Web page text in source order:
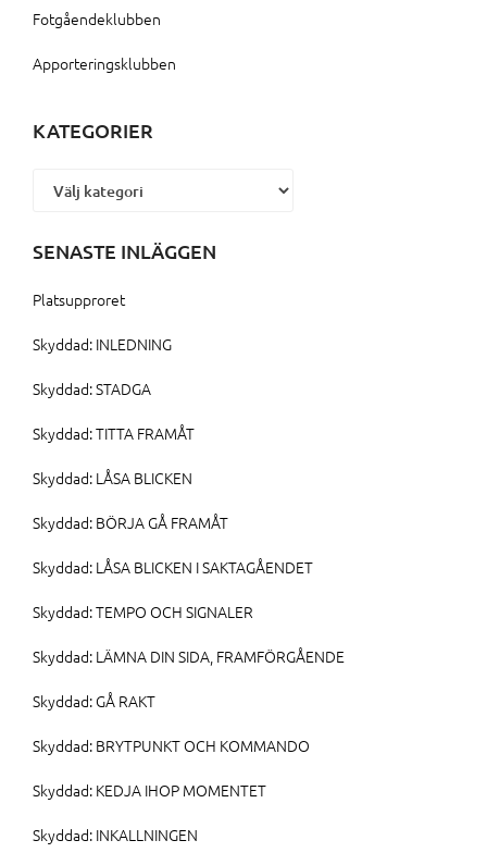
Fotgåendeklubben
Apporteringsklubben
KATEGORIER
Kategorier
SENASTE INLÄGGEN
Platsupproret
Skyddad: INLEDNING
Skyddad: STADGA
Skyddad: TITTA FRAMÅT
Skyddad: LÅSA BLICKEN
Skyddad: BÖRJA GÅ FRAMÅT
Skyddad: LÅSA BLICKEN I SAKTAGÅENDET
Skyddad: TEMPO OCH SIGNALER
Skyddad: LÄMNA DIN SIDA, FRAMFÖRGÅENDE
Skyddad: GÅ RAKT
Skyddad: BRYTPUNKT OCH KOMMANDO
Skyddad: KEDJA IHOP MOMENTET
Skyddad: INKALLNINGEN